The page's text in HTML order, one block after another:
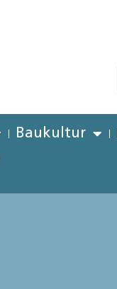
Baukultur